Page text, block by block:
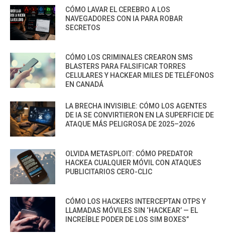
CÓMO LAVAR EL CEREBRO A LOS
NAVEGADORES CON IA PARA ROBAR
SECRETOS
CÓMO LOS CRIMINALES CREARON SMS
BLASTERS PARA FALSIFICAR TORRES
CELULARES Y HACKEAR MILES DE TELÉFONOS
EN CANADÁ
LA BRECHA INVISIBLE: CÓMO LOS AGENTES
DE IA SE CONVIRTIERON EN LA SUPERFICIE DE
ATAQUE MÁS PELIGROSA DE 2025–2026
OLVIDA METASPLOIT: CÓMO PREDATOR
HACKEA CUALQUIER MÓVIL CON ATAQUES
PUBLICITARIOS CERO-CLIC
CÓMO LOS HACKERS INTERCEPTAN OTPS Y
LLAMADAS MÓVILES SIN ‘HACKEAR’ — EL
INCREÍBLE PODER DE LOS SIM BOXES”